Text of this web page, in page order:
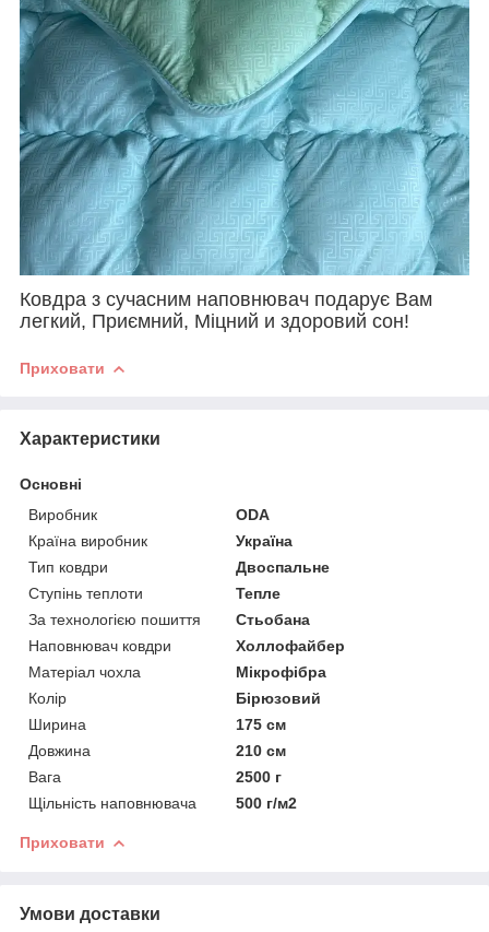
Ковдра з сучасним наповнювач подарує Вам
легкий, Приємний, Міцний и здоровий сон!
Приховати
Характеристики
Основні
Виробник
ODA
Країна виробник
Україна
Тип ковдри
Двоспальне
Ступінь теплоти
Тепле
За технологією пошиття
Стьобана
Наповнювач ковдри
Холлофайбер
Матеріал чохла
Мікрофібра
Колір
Бірюзовий
Ширина
175 см
Довжина
210 см
Вага
2500 г
Щільність наповнювача
500 г/м2
Приховати
Умови доставки